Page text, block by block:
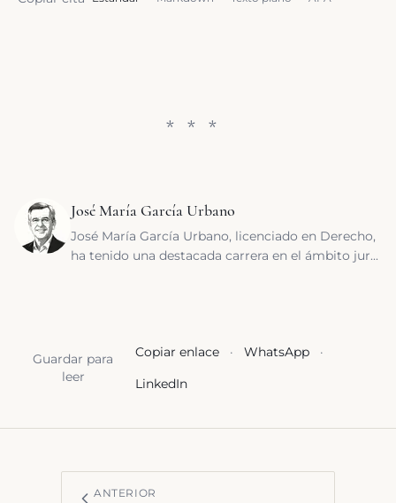
José María García Urbano
José María García Urbano, licenciado en Derecho,
ha tenido una destacada carrera en el ámbito jur...
Guardar para
leer
Copiar enlace · WhatsApp
·
LinkedIn
ANTERIOR